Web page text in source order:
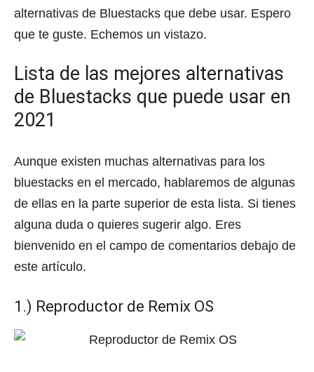
alternativas de Bluestacks que debe usar. Espero
que te guste. Echemos un vistazo.
Lista de las mejores alternativas
de Bluestacks que puede usar en
2021
Aunque existen muchas alternativas para los
bluestacks en el mercado, hablaremos de algunas
de ellas en la parte superior de esta lista. Si tienes
alguna duda o quieres sugerir algo. Eres
bienvenido en el campo de comentarios debajo de
este artículo.
1.) Reproductor de Remix OS